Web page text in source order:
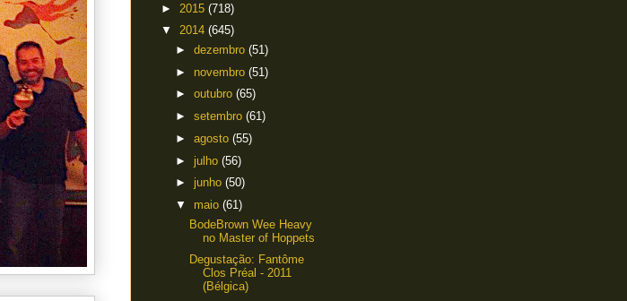
► 2015 (718)
▼ 2014 (645)
► dezembro (51)
► novembro (51)
► outubro (65)
► setembro (61)
► agosto (55)
► julho (56)
► junho (50)
▼ maio (61)
BodeBrown Wee Heavy
no Master of Hoppets
Degustação: Fantôme
Clos Préal - 2011
(Bélgica)